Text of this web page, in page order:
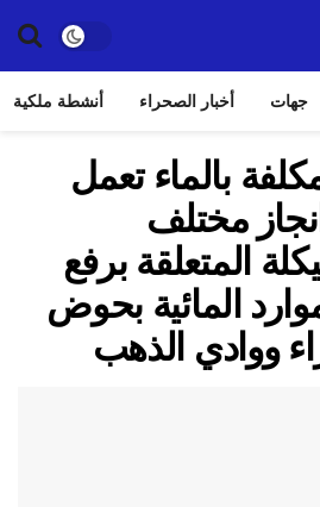
جهات أخبار الصحراء أنشطة ملكية
بالماء تعمل
مختلف
المتعلقة برفع
المائية بحوض
ووادي الذهب